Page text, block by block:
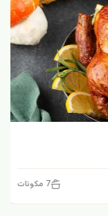
7 مكونات